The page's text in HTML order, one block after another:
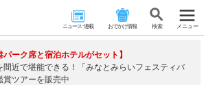
ニュース･連載 おでかけ情報 検 索 メニュー
パーク席と宿泊ホテルがセット】
間近で堪能できる！「みなとみらいフェスティバ
賞ツアーを販売中